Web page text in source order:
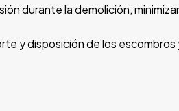
durante la demolición,
y disposición de los escombros